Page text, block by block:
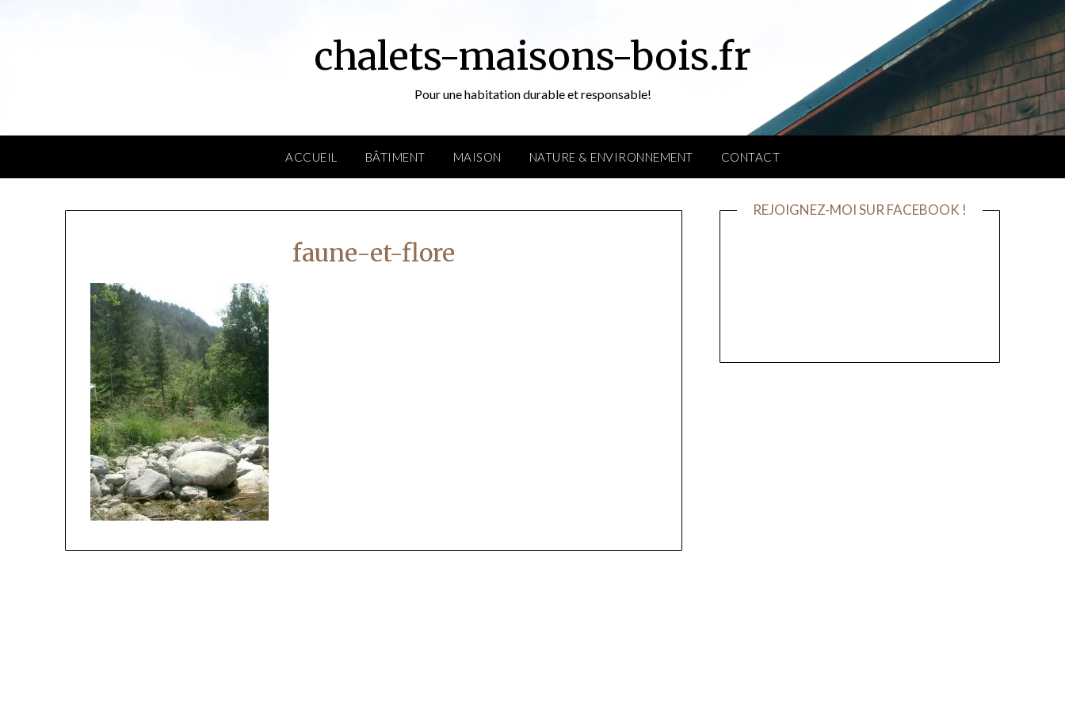
chalets-maisons-bois.fr
Pour une habitation durable et responsable!
ACCUEIL BÂTIMENT MAISON NATURE & ENVIRONNEMENT CONTACT
faune-et-flore
REJOIGNEZ-MOI SUR FACEBOOK !